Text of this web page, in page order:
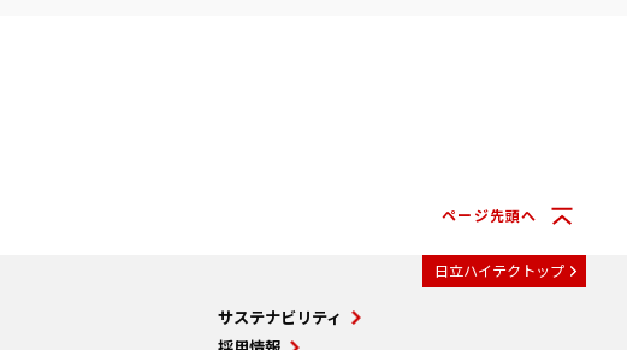
ページ先頭へ
日立ハイテクトップ
サステナビリティ